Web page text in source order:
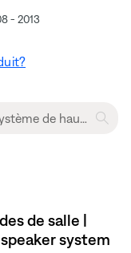
- 2013
de salle |
system